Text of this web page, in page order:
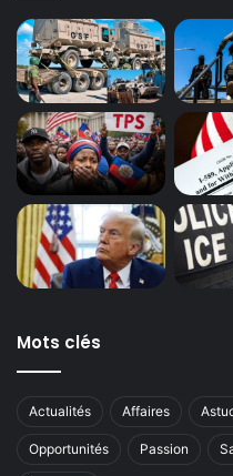
Mots clés
Actualités Affaires
Opportunités Passion